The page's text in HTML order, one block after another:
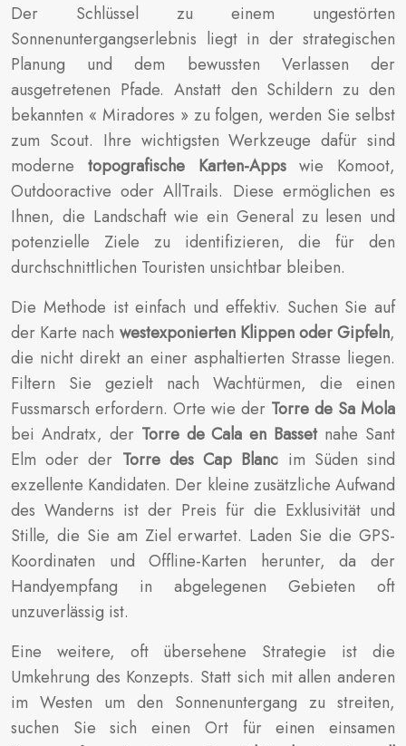
Der Schlüssel zu einem ungestörten
Sonnenuntergangserlebnis liegt in der strategischen
Planung und dem bewussten Verlassen der
ausgetretenen Pfade. Anstatt den Schildern zu den
bekannten « Miradores » zu folgen, werden Sie selbst
zum Scout. Ihre wichtigsten Werkzeuge dafür sind
moderne topografische Karten-Appswie Komoot,
Outdooractive oder AllTrails. Diese ermöglichen es
Ihnen, die Landschaft wie ein General zu lesen und
potenzielle Ziele zu identifizieren, die für den
durchschnittlichen Touristen unsichtbar bleiben.
Die Methode ist einfach und effektiv. Suchen Sie auf
der Karte nach westexponierten Klippen oder Gipfeln,
die nicht direkt an einer asphaltierten Strasse liegen.
Filtern Sie gezielt nach Wachtürmen, die einen
Fussmarsch erfordern. Orte wie der Torre de Sa Mola
bei Andratx, der Torre de Cala en Bassetnahe Sant
Elm oder der Torre des Cap Blanc im Süden sind
exzellente Kandidaten. Der kleine zusätzliche Aufwand
des Wanderns ist der Preis für die Exklusivität und
Stille, die Sie am Ziel erwartet. Laden Sie die GPS-
Koordinaten und Offline-Karten herunter, da der
Handyempfang in abgelegenen Gebieten oft
unzuverlässig ist.
Eine weitere, oft übersehene Strategie ist die
Umkehrung des Konzepts. Statt sich mit allen anderen
im Westen um den Sonnenuntergang zu streiten,
suchen Sie sich einen Ort für einen einsamen